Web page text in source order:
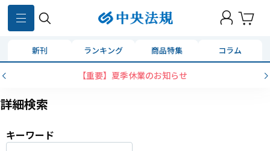
新刊 ランキング 商品特集 コラム
コンビニ決済に「セブンイレブン」を追加い
詳細検索
キーワード
859